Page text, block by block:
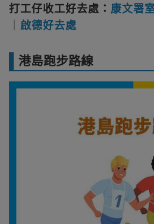
打工仔收工好去處： 康文署
啟德好去處
港島跑步路線